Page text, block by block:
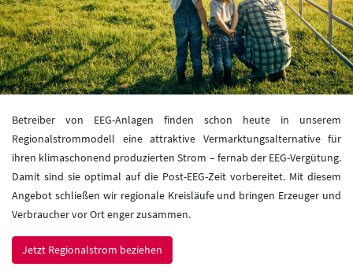
Betreiber von EEG-Anlagen finden schon heute in unserem
Regionalstrommodell eine attraktive Vermarktungsalternative für
ihren klimaschonend produzierten Strom – fernab der EEG-Vergütung.
Damit sind sie optimal auf die Post-EEG-Zeit vorbereitet. Mit diesem
Angebot schließen wir regionale Kreisläufe und bringen Erzeuger und
Verbraucher vor Ort enger zusammen.
Jetzt Regionalstrom beziehen